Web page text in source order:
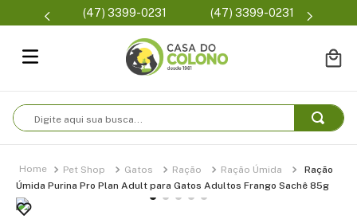
(47) 3399-0231 (47) 3399-0231
Digite aqui sua busca...
Pet Shop Gatos Ração Ração Úmida
Ração
Úmida Purina Pro Plan Adult para Gatos Adultos Frango Sachê 85g